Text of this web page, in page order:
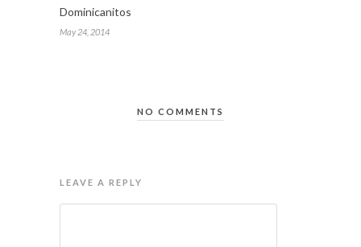
Dominicanitos
May 24, 2014
NO COMMENTS
LEAVE A REPLY